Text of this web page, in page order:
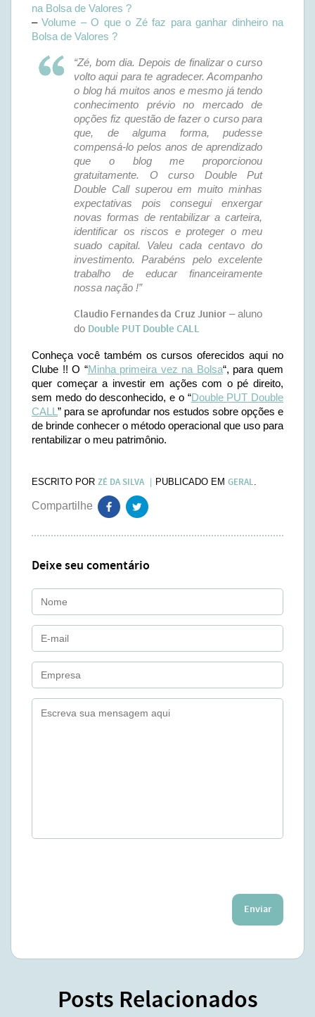
na Bolsa de Valores ?
–Volume – O que o Zé faz para ganhar dinheiro na
Bolsa de Valores ?
“Zé, bom dia. Depois de finalizar o curso
volto aqui para te agradecer. Acompanho
o blog há muitos anos e mesmo já tendo
conhecimento prévio no mercado de
opções fiz questão de fazer o curso para
que, de alguma forma, pudesse
compensá-lo pelos anos de aprendizado
que o blog me proporcionou
gratuitamente. O curso Double Put
Double Call superou em muito minhas
expectativas pois consegui enxergar
novas formas de rentabilizar a carteira,
identificar os riscos e proteger o meu
suado capital. Valeu cada centavo do
investimento. Parabéns pelo excelente
trabalho de educar financeiramente
nossa nação !”
Claudio Fernandes da Cruz Junior– aluno
do Double PUT Double CALL
Conheça você também os cursos oferecidos aqui no
Clube !! O “Minha primeira vez na Bolsa“, para quem
quer começar a investir em ações com o pé direito,
sem medo do desconhecido, e o “Double PUT Double
CALL ” para se aprofundar nos estudos sobre opções e
de brinde conhecer o método operacional que uso para
rentabilizar o meu patrimônio.
ESCRITO POR ZÉ DA SILVA PUBLICADO EM GERAL.
Deixe seu comentário
Enviar
Posts Relacionados